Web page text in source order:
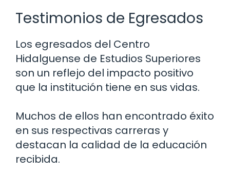
Testimonios de Egresados
Los egresados del Centro
Hidalguense de Estudios Superiores
son un reflejo del impacto positivo
que la institución tiene en sus vidas.
Muchos de ellos han encontrado éxito
en sus respectivas carreras y
destacan la calidad de la educación
recibida.